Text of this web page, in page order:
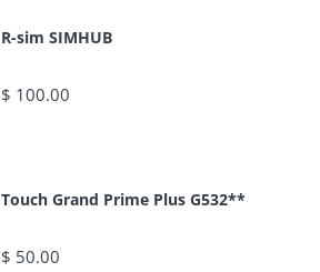
R-sim SIMHUB
$ 100.00
Touch Grand Prime Plus G532**
$ 50.00